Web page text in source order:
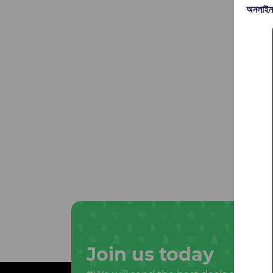
Join us today